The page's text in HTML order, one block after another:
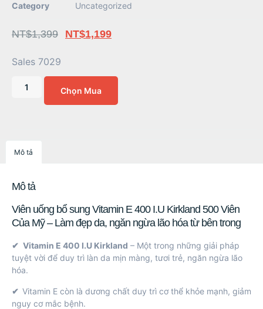
Category
Uncategorized
NT$1,399 NT$1,199
Sales 7029
Chọn Mua
Mô tả
Mô tả
Viên uống bổ sung Vitamin E 400 I.U Kirkland 500 Viên
Của Mỹ – Làm đẹp da, ngăn ngừa lão hóa từ bên trong
✔ Vitamin E 400 I.U Kirkland – Một trong những giải pháp
tuyệt vời để duy trì làn da mịn màng, tươi trẻ, ngăn ngừa lão
hóa.
✔ Vitamin E còn là dương chất duy trì cơ thể khỏe mạnh, giảm
nguy cơ mắc bệnh.